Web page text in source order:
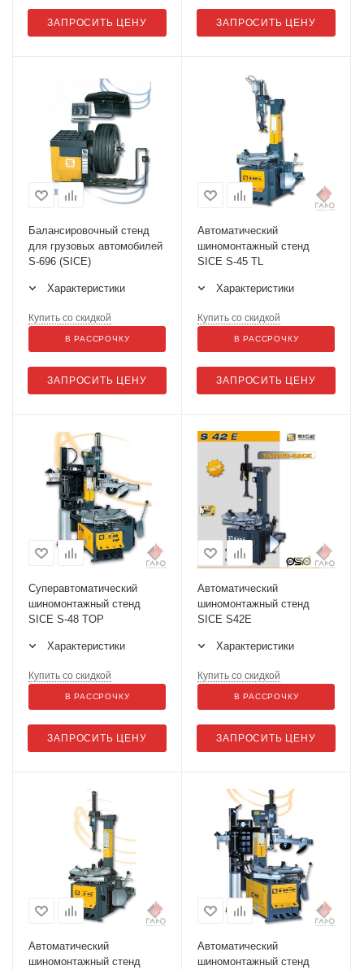
ЗАПРОСИТЬ ЦЕНУ ЗАПРОСИТЬ ЦЕНУ
Балансировочный стенд
для грузовых автомобилей
S-696 (SICE)
Характеристики
ЗАПРОСИТЬ ЦЕНУ
Купить со скидкой
В РАССРОЧКУ
Автоматический
шиномонтажный стенд
SICE S-45 TL
Характеристики
ЗАПРОСИТЬ ЦЕНУ
Купить со скидкой
В РАССРОЧКУ
Суперавтоматический
шиномонтажный стенд
SICE S-48 TOP
Характеристики
ЗАПРОСИТЬ ЦЕНУ
Купить со скидкой
В РАССРОЧКУ
Автоматический
шиномонтажный стенд
SICE S42E
Характеристики
ЗАПРОСИТЬ ЦЕНУ
Купить со скидкой
В РАССРОЧКУ
Автоматический
шиномонтажный стенд
Автоматический
шиномонтажный стенд